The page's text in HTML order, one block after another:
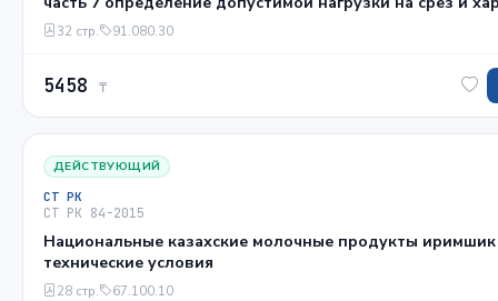
деформации под нагрузкой анкеров, крепящих кладку,
срезу и скольжению (испытание между двумя
32 стр. 91.080.30
5458 ₸
ДЕЙСТВУЮЩИЙ
СТ РК
СТ РК 84-2015
Национальные казахские молочные продукты иримшик
технические условия
28 стр. 67.100.10